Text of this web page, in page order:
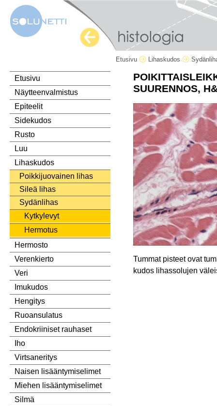
Etusivu Lihaskudos
Etusivu
Näytteenvalmistus
Epiteelit
Sidekudos
Rusto
Luu
Lihaskudos
Poikkijuovainen lihas
Sileä lihas
Sydänlihas
Kytkylevyt
Hermotus
Hermosto
Verenkierto
Veri
Imukudos
Hengitys
Ruoansulatus
Endokriiniset rauhaset
Iho
Virtsaneritys
Naisen lisääntymiselimet
Miehen lisääntymiselimet
Silmä
SUURENNOS,
Tummat pisteet ovat
kudos lihassolujen